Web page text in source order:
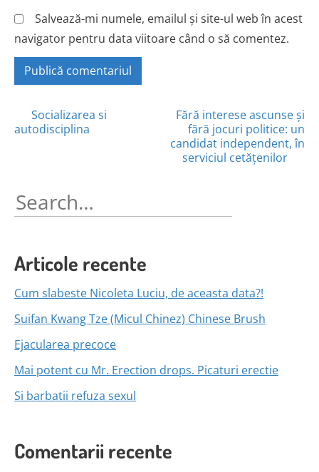
Salvează-mi numele, emailul și site-ul web în acest
navigator pentru data viitoare când o să comentez.
Posts
Socializarea si
autodisciplina
Fără interese ascunse și
fără jocuri politice: un
candidat independent, în
serviciul cetățenilor
Search
for:
Articole recente
Cum slabeste Nicoleta Luciu, de aceasta data?!
Suifan Kwang Tze (Micul Chinez) Chinese Brush
Ejacularea precoce
Mai potent cu Mr. Erection drops. Picaturi erectie
Si barbatii refuza sexul
Comentarii recente